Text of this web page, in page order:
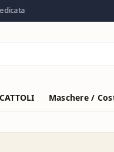
Maschere /